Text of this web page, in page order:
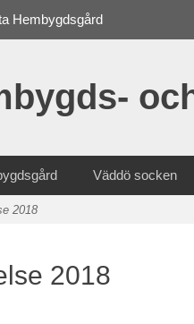
Hembygdsgård
Väddö socken
2018
2018